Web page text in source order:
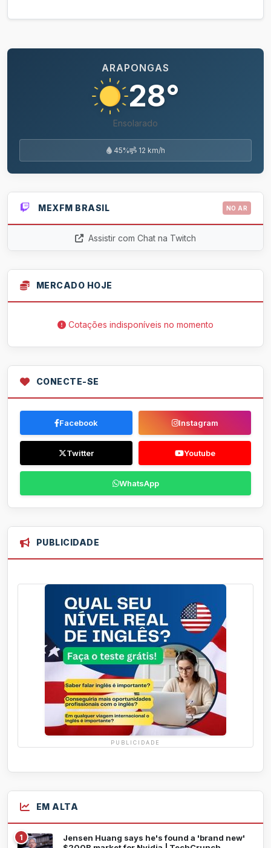
ARAPONGAS
28°
Ensolarado
45% 12 km/h
MEXFM BRASIL NO AR
Assistir com Chat na Twitch
MERCADO HOJE
Cotações indisponíveis no momento
CONECTE-SE
Facebook Instagram
Twitter Youtube
WhatsApp
PUBLICIDADE
PUBLICIDADE
EM ALTA
1
Jensen Huang says he's found a 'brand new'